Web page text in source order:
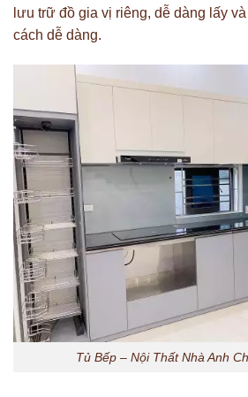
lưu trữ đồ gia vị riêng, dễ dàng lấy
cách dễ dàng.
Tủ Bếp – Nội Thất Nhà Anh